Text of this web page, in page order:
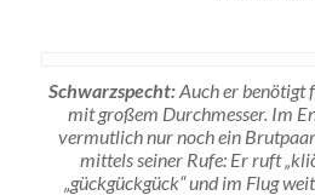
Schwarzspecht:Auch er benötigt
mit großem Durchmesser. Im
vermutlich nur noch ein
mittels seiner Rufe: Er ruft
„gückgückgück“ und im Flug